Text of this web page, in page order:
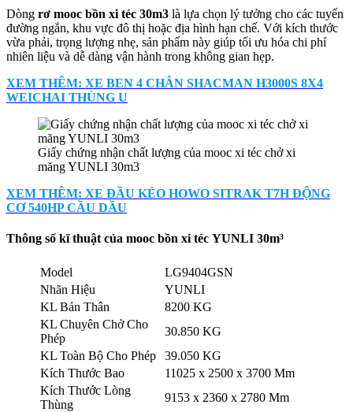
Dòng rơ mooc bồn xi téc 30m3 là lựa chọn lý tưởng cho các tuyến
đường ngắn, khu vực đô thị hoặc địa hình hạn chế. Với kích thước
vừa phải, trọng lượng nhẹ, sản phẩm này giúp tối ưu hóa chi phí
nhiên liệu và dễ dàng vận hành trong không gian hẹp.
XEM THÊM: XE BEN 4 CHÂN SHACMAN H3000S 8X4
WEICHAI THÙNG U
Giấy chứng nhận chất lượng của mooc xi téc chở xi
măng YUNLI 30m3
XEM THÊM: XE ĐẦU KÉO HOWO SITRAK T7H ĐỘNG
CƠ 540HP CẦU DẦU
Thông số kĩ thuậtcủa mooc bồn xi téc YUNLI 30m³
Model
LG9404GSN
Nhãn Hiệu
YUNLI
KL Bản Thân
8200 KG
KL Chuyên Chở Cho
Phép
30.850 KG
KL Toàn Bộ Cho Phép
39.050 KG
Kích Thước Bao
11025 x 2500 x 3700 Mm
Kích Thước Lòng
Thùng
9153 x 2360 x 2780 Mm